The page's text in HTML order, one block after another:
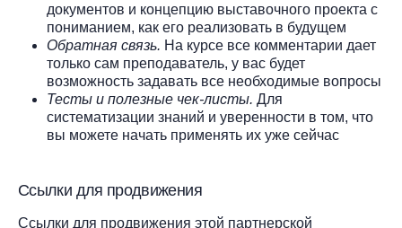
документов и концепцию выставочного проекта с
пониманием, как его реализовать в будущем
Обратная связь. На курсе все комментарии дает
только сам преподаватель, у вас будет
возможность задавать все необходимые вопросы
Тесты и полезные чек-листы. Для
систематизации знаний и уверенности в том, что
вы можете начать применять их уже сейчас
Ссылки для продвижения
Ссылки для продвижения этой партнерской